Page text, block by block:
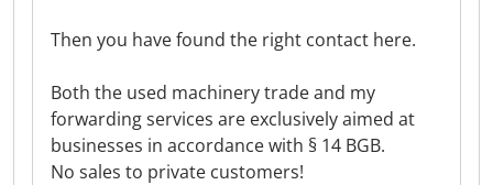
Then you have found the right contact here.
Both the used machinery trade and my
forwarding services are exclusively aimed at
businesses in accordance with § 14 BGB.
No sales to private customers!